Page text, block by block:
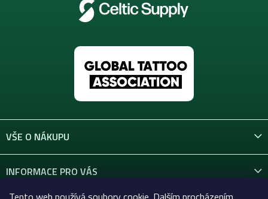
VŠE O NÁKUPU
INFORMACE PRO VÁS